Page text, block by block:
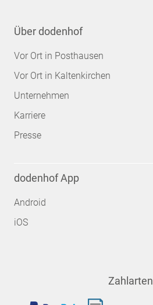
Über dodenhof
Vor Ort in Posthausen
Vor Ort in Kaltenkirchen
Unternehmen
Karriere
Presse
dodenhof App
Android
iOS
Zahlarten